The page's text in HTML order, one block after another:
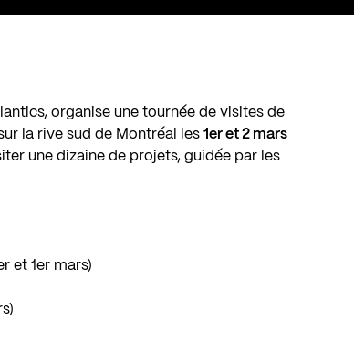
organise une tournée de visites de
la rive sud de Montréal les1er et 2 mars
une dizaine de projets, guidée par les
et 1er mars)